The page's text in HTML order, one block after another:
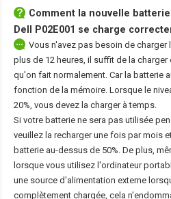
Comment la nouvelle
Dell P02E001 se charge
Vous n'avez pas besoin de charger
plus de 12 heures, il suffit de la
qu'on fait normalement. Car la batterie
fonction de la mémoire. Lorsque le
20%, vous devez la charger à temps.
Si votre batterie ne sera pas utilisée
veuillez la recharger une fois par mois
batterie au-dessus de 50%. De plus,
lorsque vous utilisez l'ordinateur
une source d'alimentation externe
complètement chargée, cela